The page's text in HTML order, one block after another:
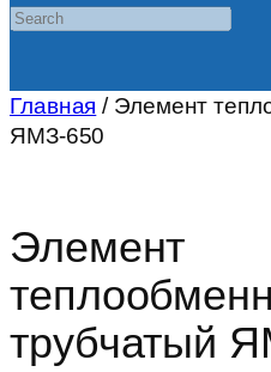
Search
Главная / Элемент
ЯМЗ-650
Элемент
трубчатый